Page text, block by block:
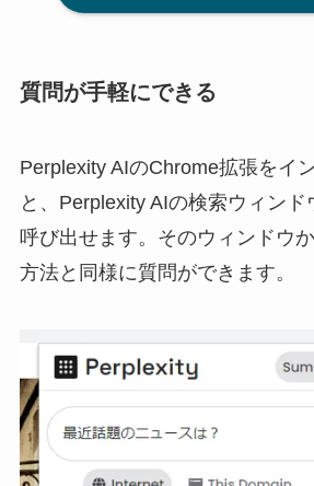
質問が手軽にできる
Perplexity AIのChrome拡張をイ
と、Perplexity AIの検索ウィン
呼び出せます。そのウィンドウ
方法と同様に質問ができます。